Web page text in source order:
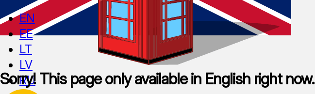
Sorry! This page only available in English right now.
EN
EE
LT
LV
RU